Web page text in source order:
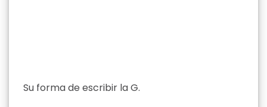
Su forma de escribir la G.